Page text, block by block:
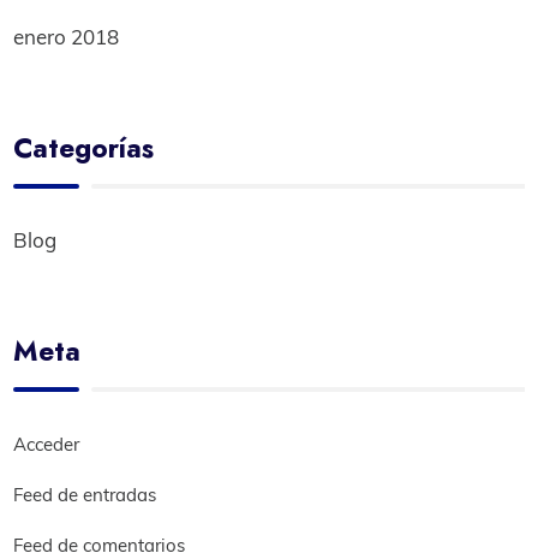
enero 2018
Categorías
Blog
Meta
Acceder
Feed de entradas
Feed de comentarios